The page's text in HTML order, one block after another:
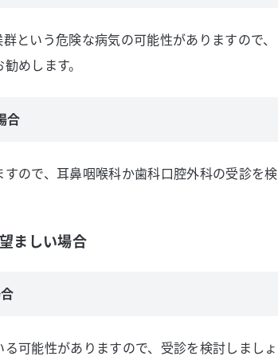
という危険な病気の可能性がありますので、
めします。
合
ので、耳鼻咽喉科か歯科口腔外科の受診を検
ましい場合
可能性がありますので、受診を検討しましょ